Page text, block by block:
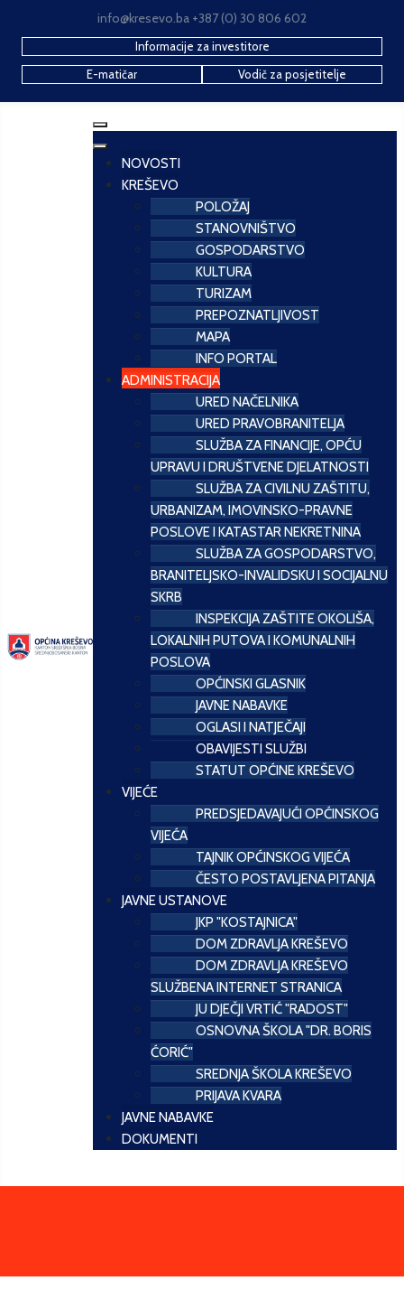
info@kresevo.ba +387 (0) 30 806 602
Informacije za investitore
E-matičar
Vodič za posjetitelje
NOVOSTI
KREŠEVO
POLOŽAJ
STANOVNIŠTVO
GOSPODARSTVO
KULTURA
TURIZAM
PREPOZNATLJIVOST
MAPA
INFO PORTAL
ADMINISTRACIJA
URED NAČELNIKA
URED PRAVOBRANITELJA
SLUŽBA ZA FINANCIJE, OPĆU
UPRAVU I DRUŠTVENE DJELATNOSTI
SLUŽBA ZA CIVILNU ZAŠTITU,
URBANIZAM, IMOVINSKO-PRAVNE
POSLOVE I KATASTAR NEKRETNINA
SLUŽBA ZA GOSPODARSTVO,
BRANITELJSKO-INVALIDSKU I SOCIJALNU
SKRB
INSPEKCIJA ZAŠTITE OKOLIŠA,
LOKALNIH PUTOVA I KOMUNALNIH
POSLOVA
OPĆINSKI GLASNIK
JAVNE NABAVKE
OGLASI I NATJEČAJI
OBAVIJESTI SLUŽBI
STATUT OPĆINE KREŠEVO
VIJEĆE
PREDSJEDAVAJUĆI OPĆINSKOG
VIJEĆA
TAJNIK OPĆINSKOG VIJEĆA
ČESTO POSTAVLJENA PITANJA
JAVNE USTANOVE
JKP "KOSTAJNICA"
DOM ZDRAVLJA KREŠEVO
DOM ZDRAVLJA KREŠEVO
SLUŽBENA INTERNET STRANICA
JU DJEČJI VRTIĆ "RADOST"
OSNOVNA ŠKOLA "DR. BORIS
ĆORIĆ"
SREDNJA ŠKOLA KREŠEVO
PRIJAVA KVARA
JAVNE NABAVKE
DOKUMENTI